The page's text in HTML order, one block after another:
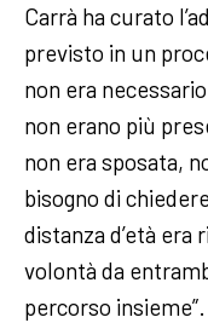
Carrà ha curato
previsto in un
non era
non erano più
non era sposata,
bisogno di
distanza d’età
volontà da
percorso insieme”.